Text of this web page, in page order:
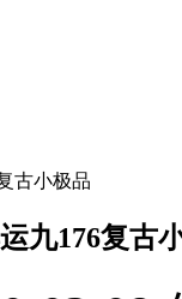
古小极品
九176复古